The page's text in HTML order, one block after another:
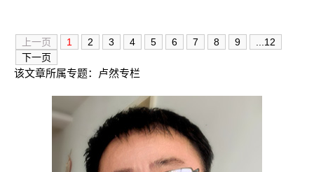
上一页 1 2 3 4 5 6 7 8 9
...12
下一页
该文章所属专题： 卢然专栏